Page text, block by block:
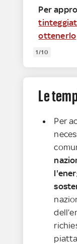
Per
ottenerlo
1/10
Le
Per